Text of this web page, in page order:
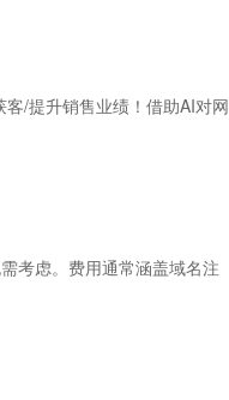
/提升销售业绩！借助AI对网
考虑。费用通常涵盖域名注